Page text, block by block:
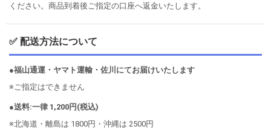
ください。商品到着後ご指定の口座へ返金いたします。
✅ 配送方法について
●福山通運・ヤマト運輸・佐川にてお届けいたします
※ご指定はできません
●送料:一律 1,200円(税込)
※北海道・離島は 1800円・沖縄は 2500円